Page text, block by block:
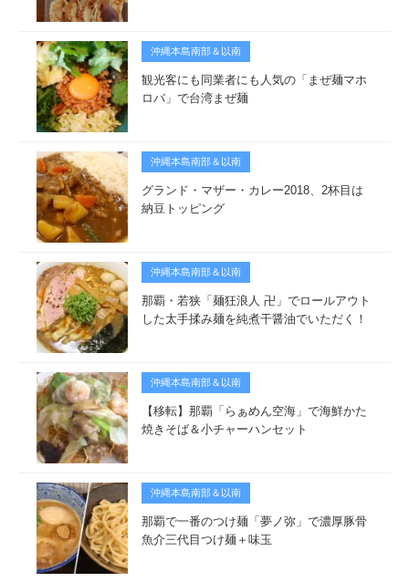
沖縄本島南部＆以南
観光客にも同業者にも人気の「まぜ麺マホ
ロバ」で台湾まぜ麺
沖縄本島南部＆以南
グランド・マザー・カレー2018、2杯目は
納豆トッピング
沖縄本島南部＆以南
那覇・若狭「麺狂浪人 卍」でロールアウト
した太手揉み麺を純煮干醤油でいただく！
沖縄本島南部＆以南
【移転】那覇「らぁめん空海」で海鮮かた
焼きそば＆小チャーハンセット
沖縄本島南部＆以南
那覇で一番のつけ麺「夢ノ弥」で濃厚豚骨
魚介三代目つけ麺＋味玉